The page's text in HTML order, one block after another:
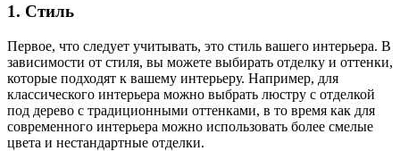
1. Стиль
Первое, что следует учитывать, это стиль вашего интерьера. В
зависимости от стиля, вы можете выбирать отделку и оттенки,
которые подходят к вашему интерьеру. Например, для
классического интерьера можно выбрать люстру с отделкой
под дерево с традиционными оттенками, в то время как для
современного интерьера можно использовать более смелые
цвета и нестандартные отделки.